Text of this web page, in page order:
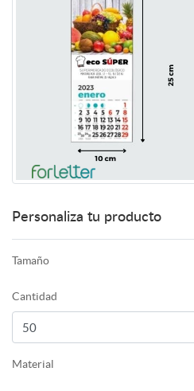
Personaliza tu producto
Tamaño
Cantidad
Material